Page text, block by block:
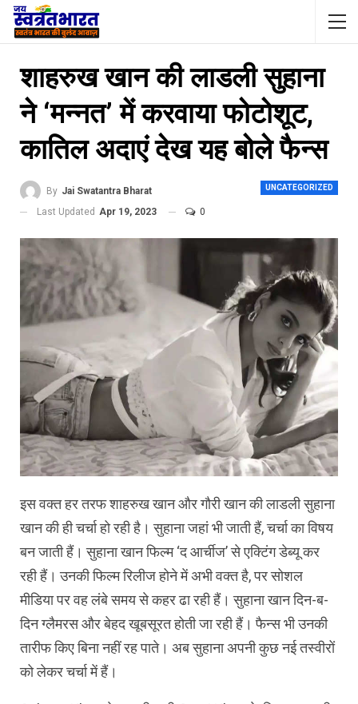
शाहरुख खान की लाडली सुहाना
ने ‘मन्नत’ में करवाया फोटोशूट,
कातिल अदाएं देख यह बोले फैन्स
UNCATEGORIZED
By Jai Swatantra Bharat
Last Updated Apr 19, 2023 0
इस वक्त हर तरफ शाहरुख खान और गौरी खान की लाडली सुहाना
खान की ही चर्चा हो रही है। सुहाना जहां भी जाती हैं, चर्चा का विषय
बन जाती हैं। सुहाना खान फिल्म ‘द आर्चीज’ से एक्टिंग डेब्यू कर
रही हैं। उनकी फिल्म रिलीज होने में अभी वक्त है, पर सोशल
मीडिया पर वह लंबे समय से कहर ढा रही हैं। सुहाना खान दिन-ब-
दिन ग्लैमरस और बेहद खूबसूरत होती जा रही हैं। फैन्स भी उनकी
तारीफ किए बिना नहीं रह पाते। अब सुहाना अपनी कुछ नई तस्वीरों
को लेकर चर्चा में हैं।